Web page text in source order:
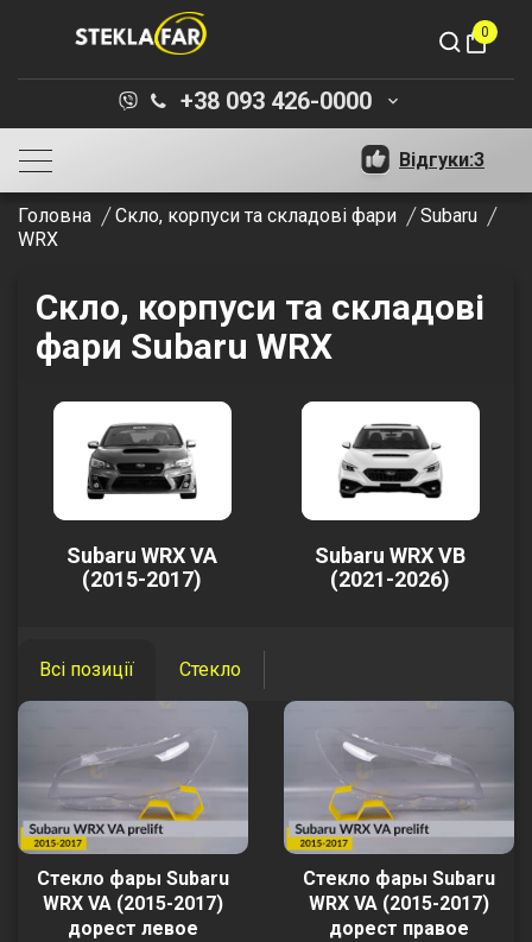
shopping_bag
0
+38 093 426-0000 keyboard_arrow_down
Відгуки:3
Головна Скло, корпуси та складові фари
Subaru
WRX
Скло, корпуси та складові
фари Subaru WRX
Subaru WRX VA
(2015-2017)
Subaru WRX VB
(2021-2026)
Всі позиції Стекло
Стекло фары Subaru
WRX VA (2015-2017)
дорест левое
Стекло фары Subaru
WRX VA (2015-2017)
дорест правое